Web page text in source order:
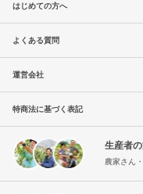
はじめての方へ
よくある質問
運営会社
特商法に基づく表記
生産者
農家さん